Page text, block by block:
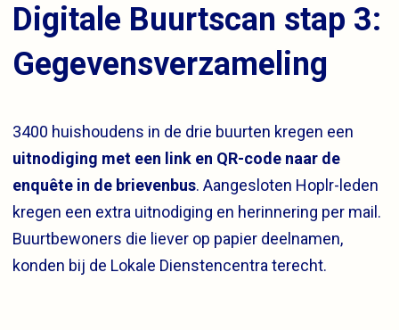
Digitale Buurtscan stap 3:
Gegevensverzameling
3400 huishoudens in de drie buurten kregen een
uitnodiging met een link en QR-code naar de
enquête in de brievenbus. Aangesloten Hoplr-leden
kregen een extra uitnodiging en herinnering per mail.
Buurtbewoners die liever op papier deelnamen,
konden bij de Lokale Dienstencentra terecht.